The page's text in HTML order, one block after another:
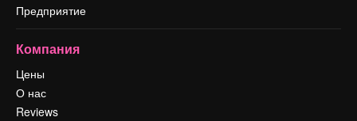
Предприятие
Компания
Цены
О нас
Reviews